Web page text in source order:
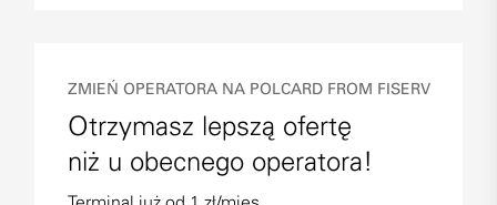
ZMIEŃ OPERATORA NA POLCARD FROM FISERV
Otrzymasz lepszą ofertę
niż u obecnego operatora!